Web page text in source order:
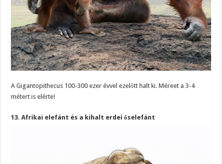
A Gigantopithecus 100-300 ezer évvel ezelőtt halt ki. Méreet a 3-4
métert is elérte!
13. Afrikai elefánt és a kihalt erdei őselefánt